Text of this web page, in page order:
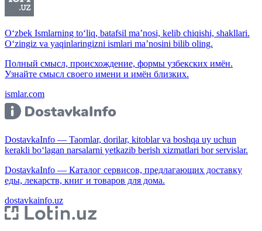
O‘zbek Ismlarning to‘liq, batafsil ma’nosi, kelib chiqishi, shakllari.
O‘zingiz va yaqinlaringizni ismlari ma’nosini bilib oling.
Полный смысл, происхождение, формы узбекских имён.
Узнайте смысл своего имени и имён близких.
ismlar.com
DostavkaInfo — Taomlar, dorilar, kitoblar va boshqa uy uchun
kerakli bo‘lagan narsalarni yetkazib berish xizmatlari bor servislar.
DostavkaInfo — Каталог сервисов, предлагающих доставку
еды, лекарств, книг и товаров для дома.
dostavkainfo.uz